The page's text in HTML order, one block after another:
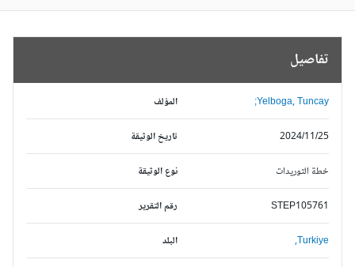
تفاصيل
المؤلف Yelboga, Tuncay;
تاريخ الوثيقة 2024/11/25
نوع الوثيقة خطة التوريدات
رقم التقرير STEP105761
البلد Turkiye,